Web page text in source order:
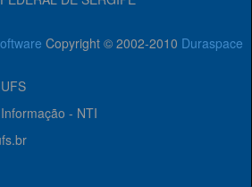
Copyright © 2002-2010 Duraspace
- NTI